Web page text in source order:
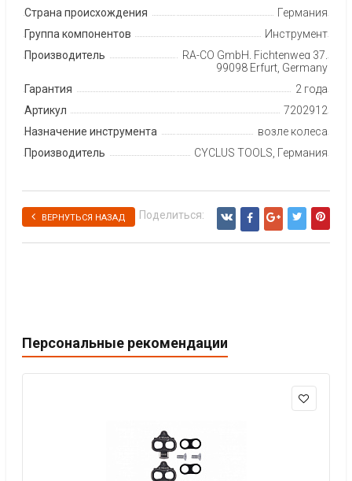
Страна происхождения
Германия
Группа компонентов
Инструмент
Производитель
RA-CO GmbH, Fichtenweg 37,
99098 Erfurt, Germany
Гарантия
2 года
Артикул
7202912
Назначение инструмента
возле колеса
Производитель
CYCLUS TOOLS, Германия
ВЕРНУТЬСЯ НАЗАД Поделиться:
Персональные рекомендации